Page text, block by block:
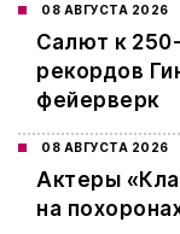
08 АВГУСТА 2026
Салют к
рекордов
фейерверк
08 АВГУСТА 2026
Актеры
на